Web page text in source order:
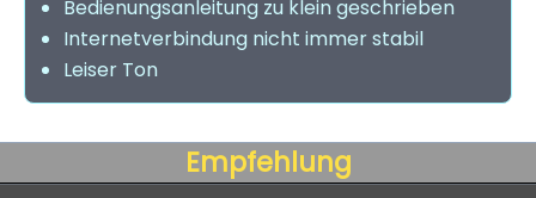
Bedienungsanleitung zu klein geschrieben
Internetverbindung nicht immer stabil
Leiser Ton
Empfehlung